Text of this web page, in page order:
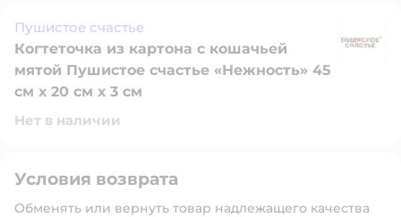
Пушистое счастье
Когтеточка из картона с кошачьей
мятой Пушистое счастье «Нежность» 45
см х 20 см х 3 см
Нет в наличии
Условия возврата
Обменять или вернуть товар надлежащего качества